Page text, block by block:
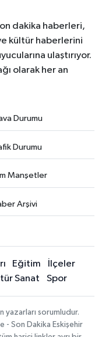
dakika haberleri,
kültür haberlerini
ulaştırıyor.
olarak her an
Durumu
Durumu
Manşetler
Arşivi
Eğitim
İlçeler
Sanat Spor
yazarları sorumludur.
- Son Dakika Eskişehir